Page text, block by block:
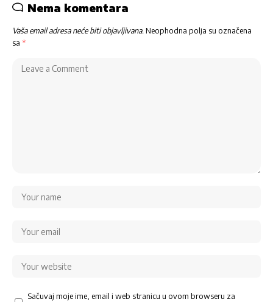
Nema komentara
Vaša email adresa neće biti objavljivana.Neophodna polja su označena
sa *
Sačuvaj moje ime, email i web stranicu u ovom browseru za